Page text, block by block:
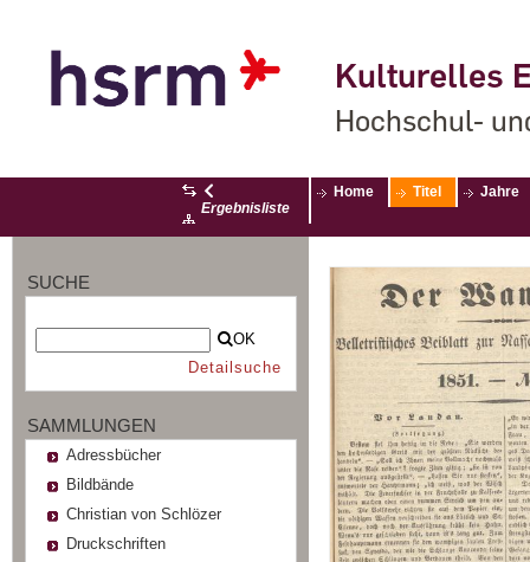
Kulturelles
Hochschul-
Ergebnisliste
Home Titel Jahre
SUCHE
OK
Detailsuche
SAMMLUNGEN
Adressbücher
Bildbände
Christian von Schlözer
Druckschriften